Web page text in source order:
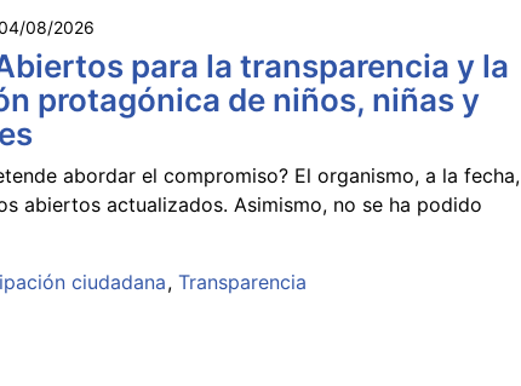
08/2026
para la transparencia y la
protagónica de niños, niñas y
abordar el compromiso? El organismo, a la fecha,
abiertos actualizados. Asimismo, no se ha podido
ciudadana Transparencia